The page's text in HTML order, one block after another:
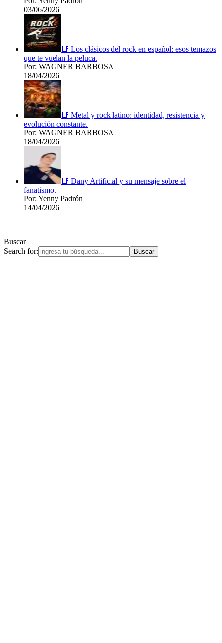
03/06/2026
📑 Los clásicos del rock en español: esos temazos
que te vuelan la peluca.
Por: WAGNER BARBOSA
18/04/2026
📑 Metal y rock latino: identidad, resistencia y
evolución constante.
Por: WAGNER BARBOSA
18/04/2026
📑 Dany Artificial y su mensaje sobre el
fanatismo.
Por: Yenny Padrón
14/04/2026
Buscar
Search for: